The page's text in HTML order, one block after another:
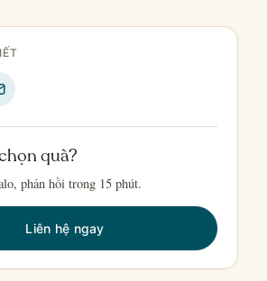
quà?
phản hồi trong 15 phút.
Liên hệ ngay